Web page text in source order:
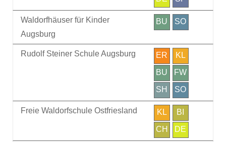
Waldorfhäuser für Kinder
Augsburg
BU SO
Rudolf Steiner Schule Augsburg ER
KL
BU
FW
SH
SO
Freie Waldorfschule Ostfriesland KL
BI
CH
DE